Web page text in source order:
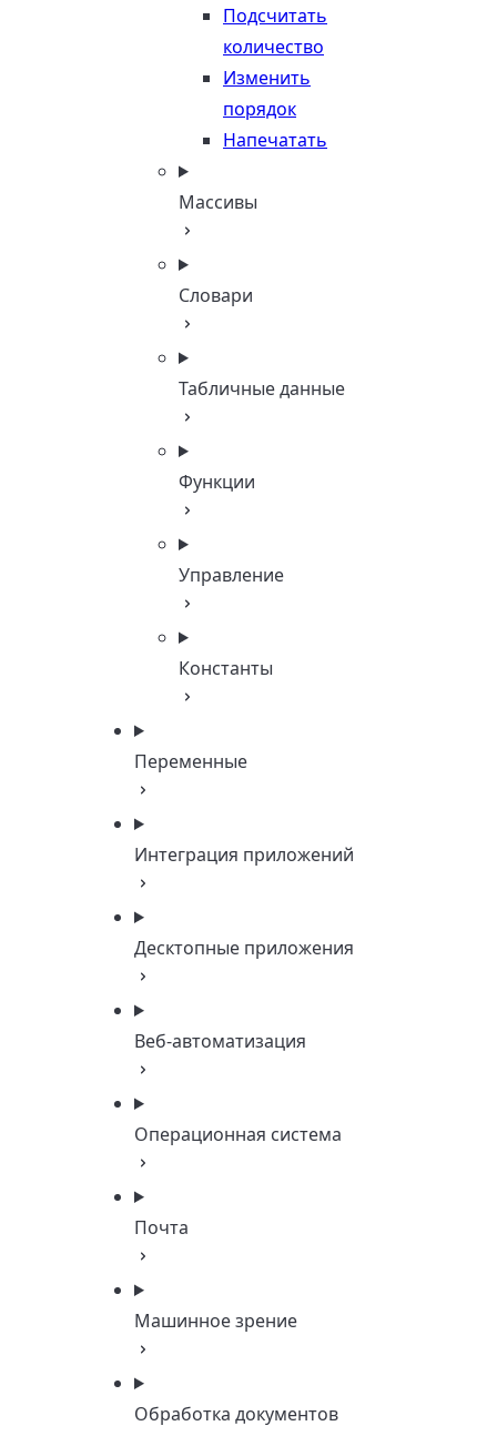
Подсчитать
количество
Изменить
порядок
Напечатать
Массивы
Словари
Табличные данные
Функции
Управление
Константы
Переменные
Интеграция приложений
Десктопные приложения
Веб-автоматизация
Операционная система
Почта
Машинное зрение
Обработка документов